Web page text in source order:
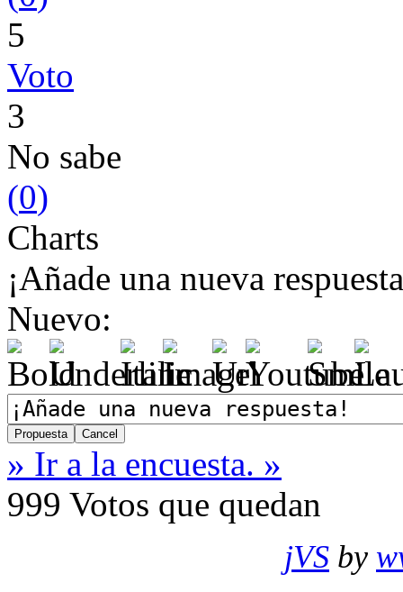
5
Voto
3
No sabe
(0)
Charts
¡Añade una nueva
Nuevo:
» Ir a la encuesta. »
999 Votos que quedan
jVS by